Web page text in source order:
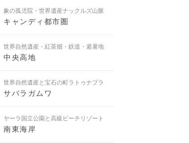
象の孤児院・世界遺産ナックルズ山脈
キャンディ都市圏
世界自然遺産・紅茶畑・鉄道・避暑地
中央高地
世界自然遺産と宝石の町ラトゥナプラ
サバラガムワ
ヤーラ国立公園と高級ビーチリゾート
南東海岸